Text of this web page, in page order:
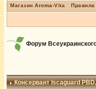
Магазин Aroma-Vita Правила
Форум
Консервант Iscaguard PBD